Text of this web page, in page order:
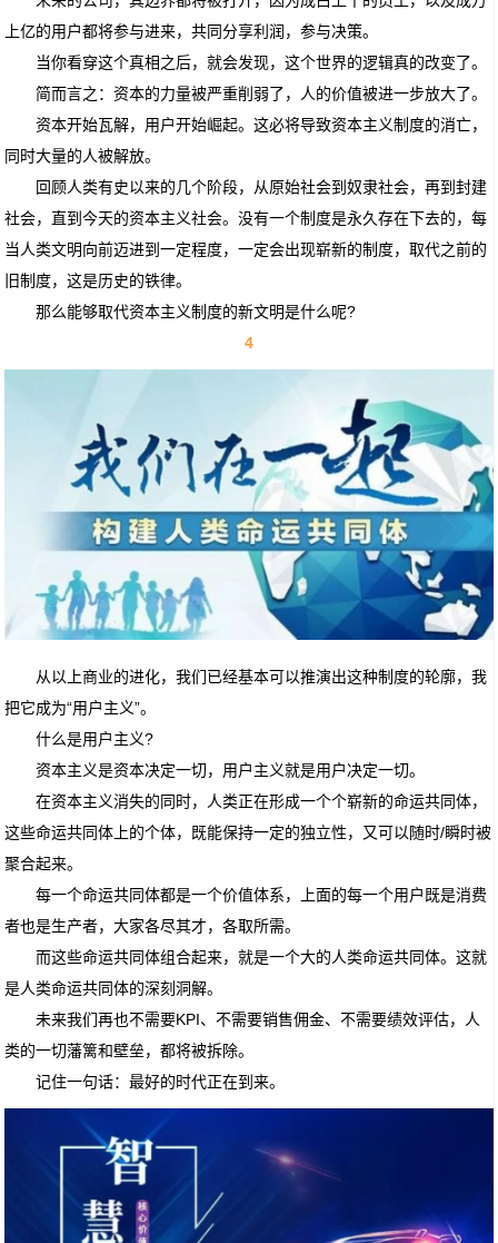
上亿的用户都将参与进来，共同分享利润，参与决策。
当你看穿这个真相之后，就会发现，这个世界的逻辑真的改变了。
简而言之：资本的力量被严重削弱了，人的价值被进一步放大了。
资本开始瓦解，用户开始崛起。这必将导致资本主义制度的消亡，
同时大量的人被解放。
回顾人类有史以来的几个阶段，从原始社会到奴隶社会，再到封建
社会，直到今天的资本主义社会。没有一个制度是永久存在下去的，每
当人类文明向前迈进到一定程度，一定会出现崭新的制度，取代之前的
旧制度，这是历史的铁律。
那么能够取代资本主义制度的新文明是什么呢?
4
从以上商业的进化，我们已经基本可以推演出这种制度的轮廓，我
把它成为“用户主义”。
什么是用户主义?
资本主义是资本决定一切，用户主义就是用户决定一切。
在资本主义消失的同时，人类正在形成一个个崭新的命运共同体，
这些命运共同体上的个体，既能保持一定的独立性，又可以随时/瞬时被
聚合起来。
每一个命运共同体都是一个价值体系，上面的每一个用户既是消费
者也是生产者，大家各尽其才，各取所需。
而这些命运共同体组合起来，就是一个大的人类命运共同体。这就
是人类命运共同体的深刻洞解。
未来我们再也不需要KPI、不需要销售佣金、不需要绩效评估，人
类的一切藩篱和壁垒，都将被拆除。
记住一句话：最好的时代正在到来。